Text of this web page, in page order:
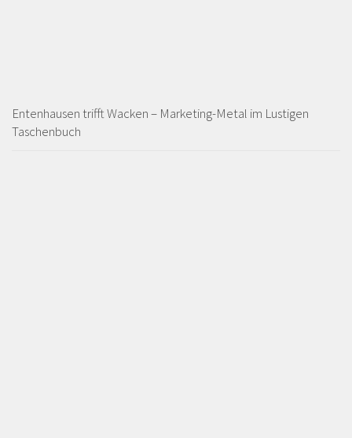
Entenhausen trifft Wacken – Marketing-Metal im Lustigen
Taschenbuch